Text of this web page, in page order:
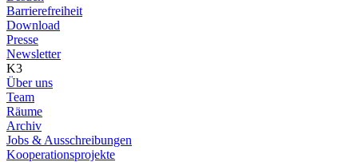
Barrierefreiheit
Download
Presse
Newsletter
K3
Über uns
Team
Räume
Archiv
Jobs & Ausschreibungen
Kooperationsprojekte